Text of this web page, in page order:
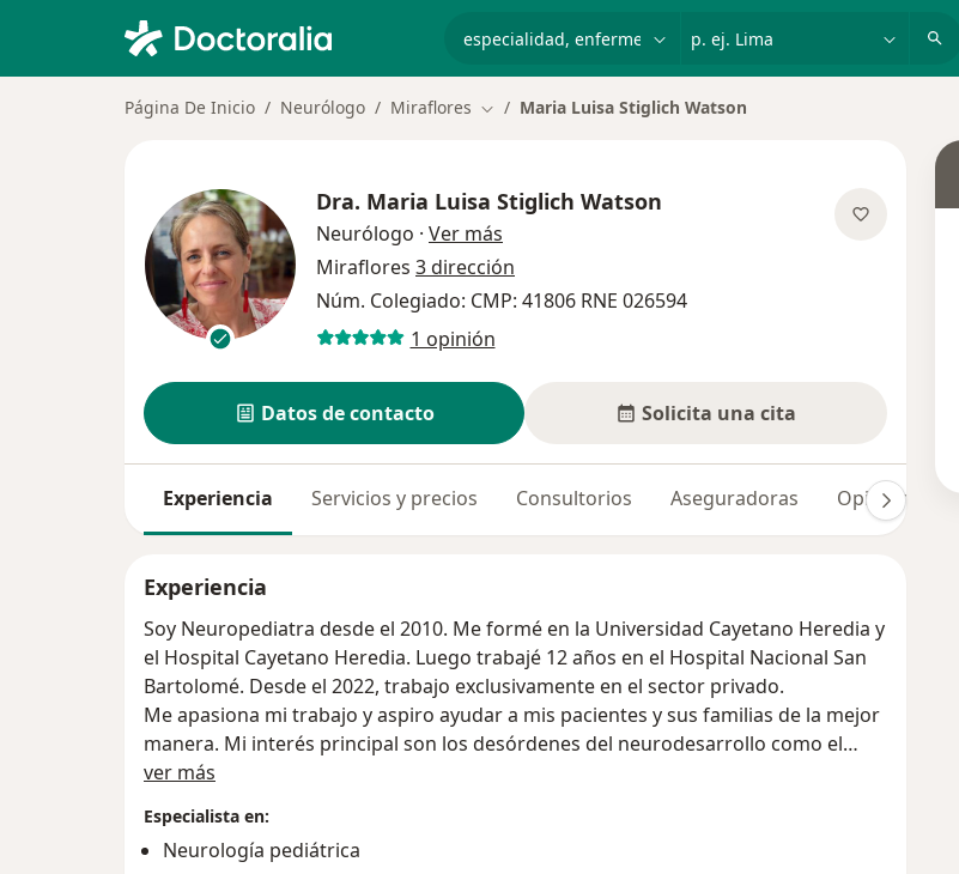
Página De Inicio Neurólogo Miraflores Cambiar de ciudad
Maria Luisa Stiglich Watson
Dra. Maria Luisa Stiglich Watson
Neurólogo · Ver más
Miraflores 3 dirección
Núm. Colegiado: CMP: 41806 RNE 026594
1 opinión
Datos de contacto Solicita una cita
Experiencia Servicios y precios Consultorios Aseguradoras Opiniones (1)
Experiencia
Soy Neuropediatra desde el 2010. Me formé en la Universidad Cayetano Heredia y
el Hospital Cayetano Heredia. Luego trabajé 12 años en el Hospital Nacional San
Bartolomé. Desde el 2022, trabajo exclusivamente en el sector privado.
Me apasiona mi trabajo y aspiro ayudar a mis pacientes y sus familias de la mejor
manera. Mi interés principal son los desórdenes del neurodesarrollo como el
Trastorno por Déficit de Atención, el trastorno de espectro autista y desórdenes
Soy también mamá de dos hijos maravillosos que me hicieron pediatra y que me
enseñan cada día a ser una mejor profesional.
ver más
Especialista en:
Neurología pediátrica